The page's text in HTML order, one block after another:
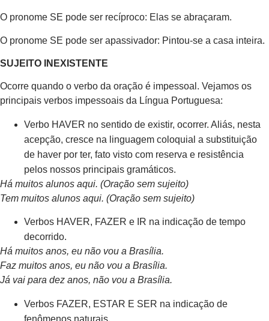
O pronome SE pode ser recíproco: Elas se abraçaram.
O pronome SE pode ser apassivador: Pintou-se a casa inteira.
SUJEITO INEXISTENTE
Ocorre quando o verbo da oração é impessoal. Vejamos os
principais verbos impessoais da Língua Portuguesa:
Verbo HAVER no sentido de existir, ocorrer. Aliás, nesta
acepção, cresce na linguagem coloquial a substituição
de haver por ter, fato visto com reserva e resistência
pelos nossos principais gramáticos.
Há muitos alunos aqui. (Oração sem sujeito)
Tem muitos alunos aqui. (Oração sem sujeito)
Verbos HAVER, FAZER e IR na indicação de tempo
decorrido.
Há muitos anos, eu não vou a Brasília.
Faz muitos anos, eu não vou a Brasília.
Já vai para dez anos, não vou a Brasília.
Verbos FAZER, ESTAR E SER na indicação de
fenômenos naturais.